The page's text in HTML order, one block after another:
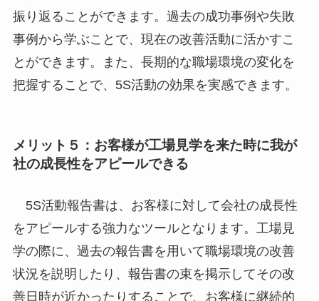
振り返ることができます。過去の成功事例や失敗
事例から学ぶことで、現在の改善活動に活かすこ
とができます。また、長期的な職場環境の変化を
把握することで、5S活動の効果を実感できます。
メリット５：お客様が工場見学を来た時に我が
社の成長性をアピールできる
5S活動報告書は、お客様に対して会社の成長性
をアピールする強力なツールとなります。工場見
学の際に、過去の報告書を用いて職場環境の改善
状況を説明したり、報告書の束を掲示してその改
善日時が近かったりすることで、お客様に継続的